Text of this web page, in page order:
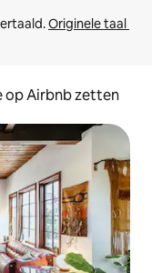
Originele taal
op Airbnb zetten